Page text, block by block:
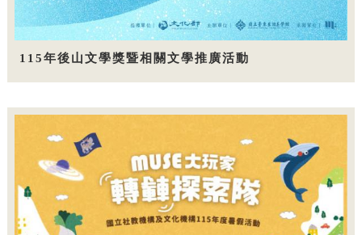
115年後山文學獎暨相關文學推廣活動